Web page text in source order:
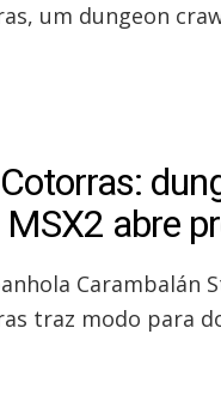
um dungeon
abre
Carambalán
traz modo para